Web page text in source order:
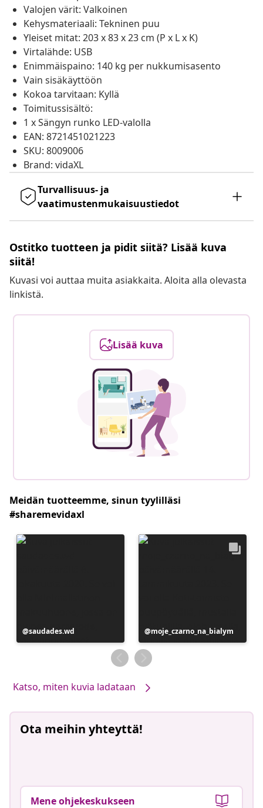
Valojen värit: Valkoinen
Kehysmateriaali: Tekninen puu
Yleiset mitat: 203 x 83 x 23 cm (P x L x K)
Virtalähde: USB
Enimmäispaino: 140 kg per nukkumisasento
Vain sisäkäyttöön
Kokoa tarvitaan: Kyllä
Toimitussisältö:
1 x Sängyn runko LED-valolla
EAN: 8721451021223
SKU: 8009006
Brand: vidaXL
Turvallisuus- ja
vaatimustenmukaisuustiedot
Ostitko tuotteen ja pidit siitä? Lisää kuva
siitä!
Kuvasi voi auttaa muita asiakkaita. Aloita alla olevasta
linkistä.
Lisää kuva
Meidän tuotteemme, sinun tyylilläsi
#sharemevidaxl
Julkaissut
saudades.wd Julkaissut
moje_czarno_na_bialym
Katso, miten kuvia ladataan
Ota meihin yhteyttä!
Mene ohjekeskukseen